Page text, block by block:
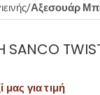
Αξεσουάρ
μας για τιμή